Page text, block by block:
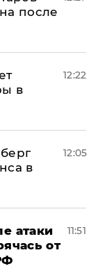
после
в
12:22
в
12:05
атаки
от
11:51